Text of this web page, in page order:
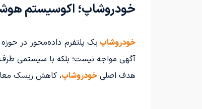
خودروشاپ؛ اکوسیستم
خودروشاپ یک پلتفرم داده‌محور در
آگهی مواجه نیست؛ بلکه با سیستمی
هدف اصلی خودروشاپ، کاهش ریسک